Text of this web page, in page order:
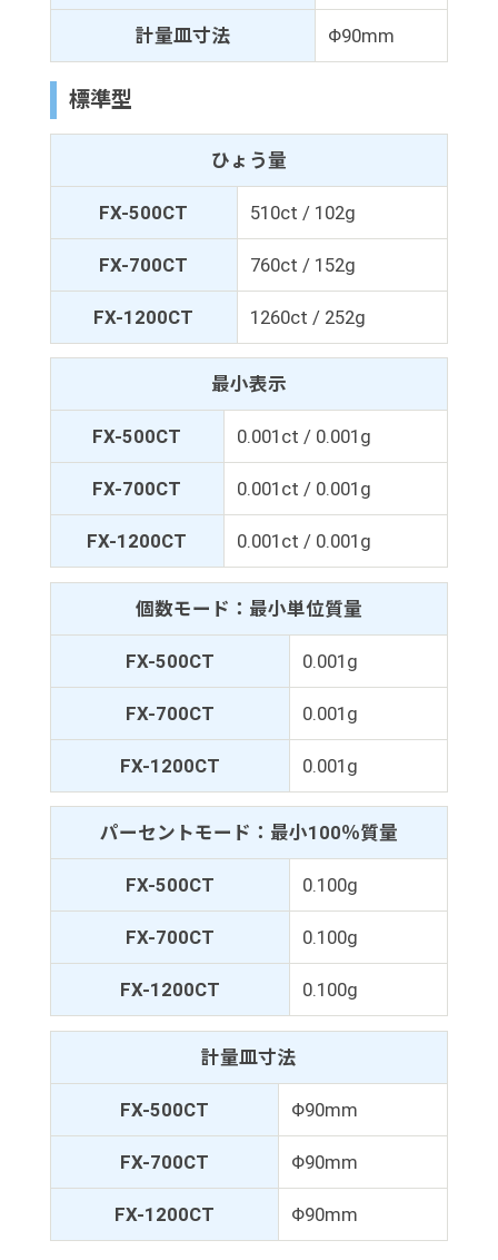
計量皿寸法 Φ90mm
標準型
ひょう量
FX-500CT 510ct / 102g
FX-700CT 760ct / 152g
FX-1200CT 1260ct / 252g
最小表示
FX-500CT 0.001ct / 0.001g
FX-700CT 0.001ct / 0.001g
FX-1200CT 0.001ct / 0.001g
個数モード：最小単位質量
FX-500CT 0.001g
FX-700CT 0.001g
FX-1200CT 0.001g
パーセントモード：最小100％質量
FX-500CT 0.100g
FX-700CT 0.100g
FX-1200CT 0.100g
計量皿寸法
FX-500CT Φ90mm
FX-700CT Φ90mm
FX-1200CT Φ90mm